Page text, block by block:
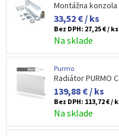
Montážna
33,52 € / ks
Bez DPH: 27,25 € / ks
Na sklade
Purmo
Radiátor PURMO
139,88 € / ks
Bez DPH: 113,72 € /
Na sklade